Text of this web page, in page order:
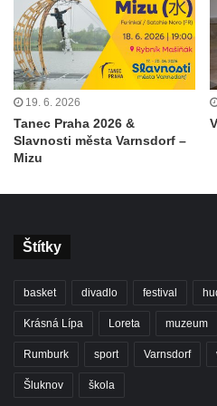
19. 6. 2026
Tanec Praha 2026 &
Slavnosti města Varnsdorf –
Mizu
Štítky
basket divadlo festival
Krásná Lípa Loreta muzeum
Rumburk sport Varnsdorf
Šluknov škola